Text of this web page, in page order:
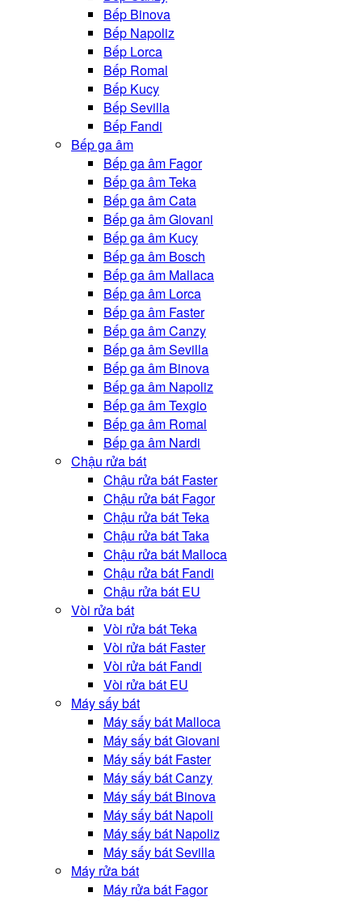
Bếp Binova
Bếp Napoliz
Bếp Lorca
Bếp Romal
Bếp Kucy
Bếp Sevilla
Bếp Fandi
Bếp ga âm
Bếp ga âm Fagor
Bếp ga âm Teka
Bếp ga âm Cata
Bếp ga âm Giovani
Bếp ga âm Kucy
Bếp ga âm Bosch
Bếp ga âm Mallaca
Bếp ga âm Lorca
Bếp ga âm Faster
Bếp ga âm Canzy
Bếp ga âm Sevilla
Bếp ga âm Binova
Bếp ga âm Napoliz
Bếp ga âm Texgio
Bếp ga âm Romal
Bếp ga âm Nardi
Chậu rửa bát
Chậu rửa bát Faster
Chậu rửa bát Fagor
Chậu rửa bát Teka
Chậu rửa bát Taka
Chậu rửa bát Malloca
Chậu rửa bát Fandi
Chậu rửa bát EU
Vòi rửa bát
Vòi rửa bát Teka
Vòi rửa bát Faster
Vòi rửa bát Fandi
Vòi rửa bát EU
Máy sấy bát
Máy sấy bát Malloca
Máy sấy bát Giovani
Máy sấy bát Faster
Máy sấy bát Canzy
Máy sấy bát Binova
Máy sấy bát Napoli
Máy sấy bát Napoliz
Máy sấy bát Sevilla
Máy rửa bát
Máy rửa bát Fagor